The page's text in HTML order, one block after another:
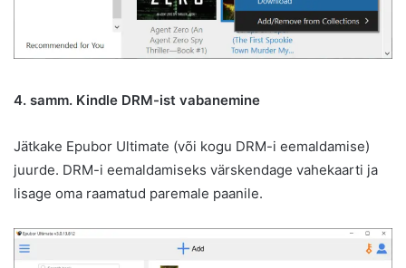
4. samm. Kindle DRM-ist vabanemine
Jätkake Epubor Ultimate (või kogu DRM-i eemaldamise)
juurde. DRM-i eemaldamiseks värskendage vahekaarti ja
lisage oma raamatud paremale paanile.